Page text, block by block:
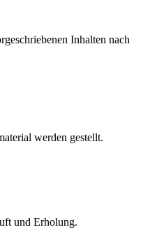
Inhalten nach
werden gestellt.
und Erholung.